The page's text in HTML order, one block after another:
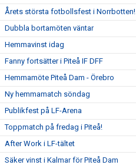
Årets största fotbollsfest i Norrbotten!
Dubbla bortamöten väntar
Hemmavinst idag
Fanny fortsätter i Piteå IF DFF
Hemmamöte Piteå Dam - Örebro
Ny hemmamatch söndag
Publikfest på LF-Arena
Toppmatch på fredag i Piteå!
After Work i LF-tältet
Säker vinst i Kalmar för Piteå Dam